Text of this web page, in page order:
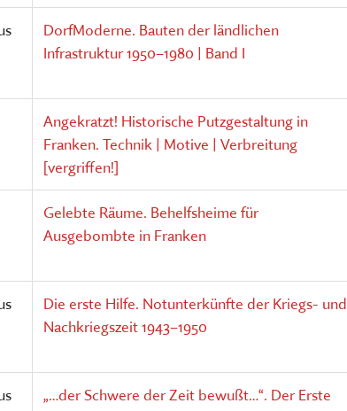
DorfModerne. Bauten der ländlichen
Infrastruktur 1950–1980 | Band I
Angekratzt! Historische Putzgestaltung in
Franken. Technik | Motive | Verbreitung
[vergriffen!]
Gelebte Räume. Behelfsheime für
Ausgebombte in Franken
Die erste Hilfe. Notunterkünfte der Kriegs- und
Nachkriegszeit 1943–1950
„…der Schwere der Zeit bewußt…“. Der Erste